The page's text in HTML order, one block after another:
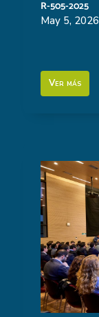
R-505-2025
May 5, 2026
Ver más